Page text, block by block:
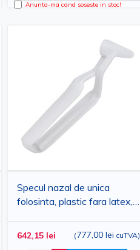
Anunta-ma cand soseste in stoc!
Specul nazal de unica
folosinta, plastic fara latex,
ORL, set 48 bucati
642,15 lei (777,00 lei cuTVA)